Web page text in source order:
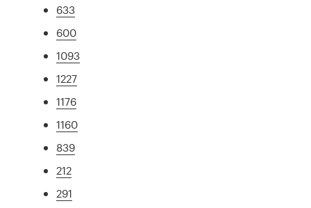
633
600
1093
1227
1176
1160
839
212
291